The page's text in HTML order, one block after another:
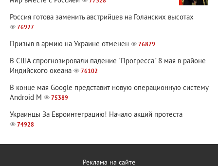
Россия готова заменить австрийцев на Голанских высотах
76927
Призыв в армию на Украине отменен 76879
В США спрогнозировали падение "Прогресса" 8 мая в районе
Индийского океана
76102
В конце мая Google представит новую операционную систему
Android M
75389
Украинцы За Евроинтеграцию! Начало акций протеста
74928
Реклама на сайте